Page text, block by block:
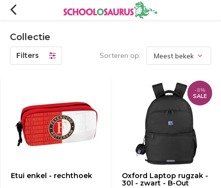
Collectie
Filters Sorteren op:
Etui enkel - rechthoek
Oxford Laptop rugzak -
30l - zwart - B-Out
-8%
SALE
-8%
SALE